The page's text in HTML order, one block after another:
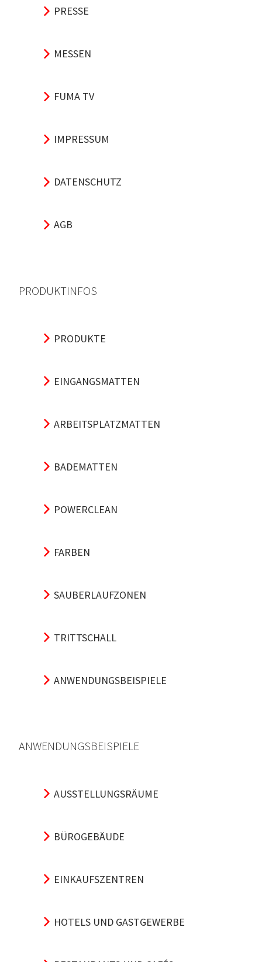
PRESSE
MESSEN
FUMA TV
IMPRESSUM
DATENSCHUTZ
AGB
PRODUKTINFOS
PRODUKTE
EINGANGSMATTEN
ARBEITSPLATZMATTEN
BADEMATTEN
POWERCLEAN
FARBEN
SAUBERLAUFZONEN
TRITTSCHALL
ANWENDUNGSBEISPIELE
ANWENDUNGSBEISPIELE
AUSSTELLUNGSRÄUME
BÜROGEBÄUDE
EINKAUFSZENTREN
HOTELS UND GASTGEWERBE